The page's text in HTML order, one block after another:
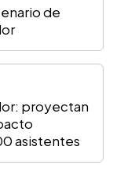
de
proyectan
asistentes